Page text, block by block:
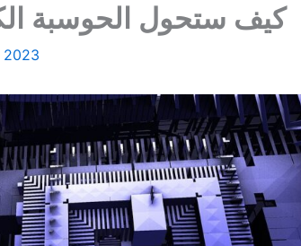
كيف ستحول الحوسبة
2023